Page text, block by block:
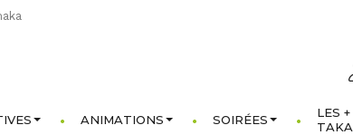
ANIMATIONS SOIRÉES
LES +
TAKA